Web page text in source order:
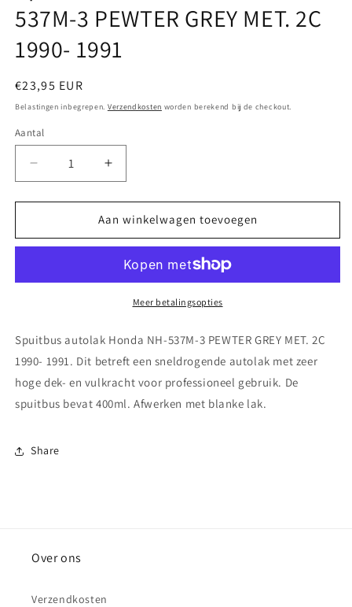
537M-3 PEWTER GREY MET. 2C
1990- 1991
Normale
prijs
€23,95 EUR
Belastingen inbegrepen. Verzendkosten worden berekend bij de checkout.
Aantal
Aantal
verlagen
voor
autolak
537M-
GREY
2C
1990-
1991
Aantal
verhogen
voor
Spuitbus
autolak
NH-
537M-
GREY
2C
1990-
1991
Aan winkelwagen toevoegen
Meer betalingsopties
Spuitbus autolak Honda NH-537M-3 PEWTER GREY MET. 2C
1990- 1991. Dit betreft een sneldrogende autolak met zeer
hoge dek- en vulkracht voor professioneel gebruik. De
spuitbus bevat 400ml. Afwerken met blanke lak.
Share
Over ons
Verzendkosten